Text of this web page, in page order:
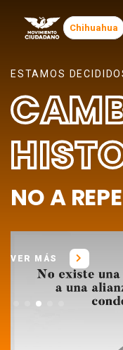
Chihuahua
ESTAMOS
NO A
VER MÁS